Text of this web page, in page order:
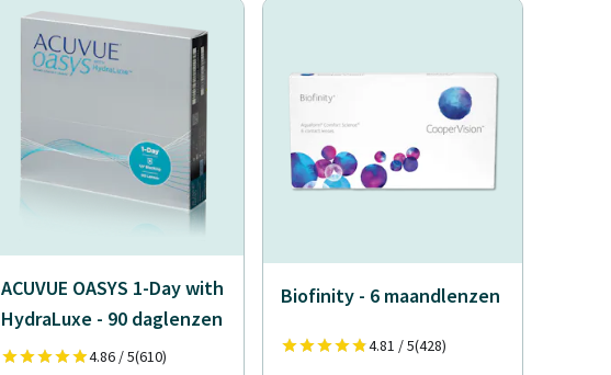
ACUVUE OASYS 1-Day with
HydraLuxe - 90 daglenzen
4.86 / 5(610)
Biofinity - 6 maandlenzen
4.81 / 5(428)